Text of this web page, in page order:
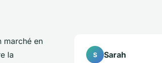
marché en
la
S Sarah